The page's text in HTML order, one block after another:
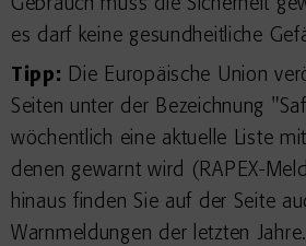
Gebrauch muss die Sicherheit
es darf keine gesundheitliche
Tipp: Die Europäische Union
Seiten unter der Bezeichnung
wöchentlich eine aktuelle Liste
denen gewarnt wird (RAPEX-
hinaus finden Sie auf der Seite
Warnmeldungen der letzten